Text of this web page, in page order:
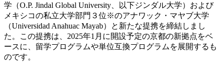
学（O.P. Jindal Global University、以下ジンダル大学）および
メキシコの私立大学部門３位※のアナワック・マヤブ大学
（Universidad Anahuac Mayab）と新たな提携を締結しまし
た。この提携は、2025年1月に開設予定の京都の新拠点をベ
ースに、留学プログラムや単位互換プログラムを展開するも
のです。